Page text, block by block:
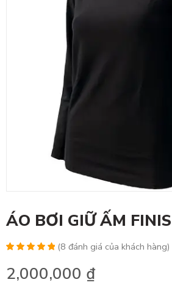
ÁO BƠI GIỮ ẤM FINIS
dựa trênđánh
giá
(8 đánh giá của khách hàng)
2,000,000 ₫